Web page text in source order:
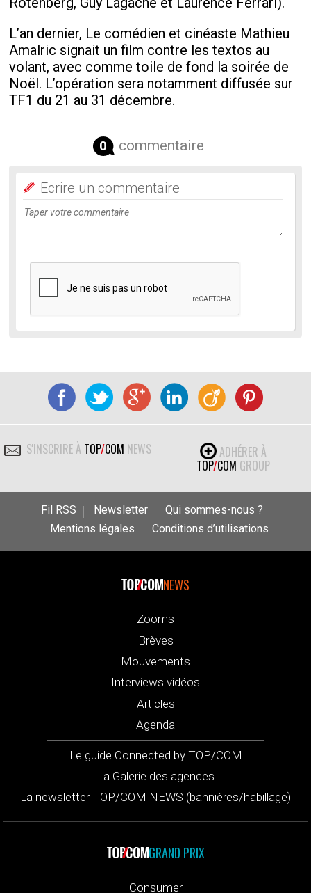
L’an dernier, Le comédien et cinéaste Mathieu
Amalric signait un film contre les textos au
volant, avec comme toile de fond la soirée de
Noël. L’opération sera notamment diffusée sur
TF1 du 21 au 31 décembre.
0 commentaire
Ecrire un commentaire
S'INSCRIRE À TOP/COM NEWS
ADHÉRER À
TOP/COM GROUP
Fil RSS Newsletter
Qui sommes-nous ?
Mentions légales
Conditions d’utilisations
NEWS
Zooms
Brèves
Mouvements
Interviews vidéos
Articles
Agenda
Le guide Connected by TOP/COM
La Galerie des agences
La newsletter TOP/COM NEWS (bannières/habillage)
GRAND PRIX
Consumer